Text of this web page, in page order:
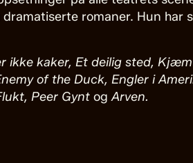
romaner. Hun har
ikke kaker, Et deilig sted,
of the Duck, Engler i
Peer Gynt ogArven.